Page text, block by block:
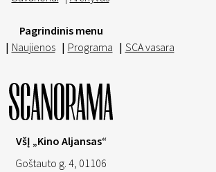
Pagrindinis menu
| Naujienos | Programa | SCA vasara
VšĮ „Kino Aljansas“
Goštauto g. 4, 01106